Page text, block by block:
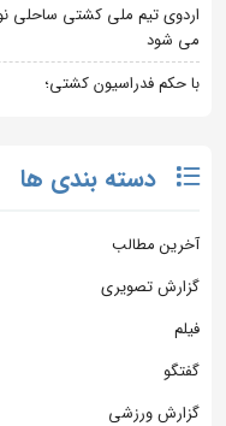
می شود
با حکم فدراسیون کشتی؛
دسته بندی ها
آخرین مطالب
گزارش تصویری
فیلم
گفتگو
گزارش ورزشی